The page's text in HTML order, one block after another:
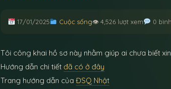
17/01/2025 Cuộc sống👁 4,526 lượt xem 0
Tôi công khai hồ sơ này nhằm giúp ai chưa biết
Hướng dẫn chi tiếtđã có ở đây
Trang hướng dẫn củaĐSQ Nhật